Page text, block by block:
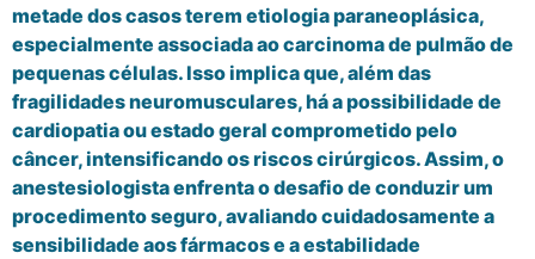
metade dos casos terem etiologia paraneoplásica,
especialmente associada ao carcinoma de pulmão de
pequenas células. Isso implica que, além das
fragilidades neuromusculares, há a possibilidade de
cardiopatia ou estado geral comprometido pelo
câncer, intensificando os riscos cirúrgicos. Assim, o
anestesiologista enfrenta o desafio de conduzir um
procedimento seguro, avaliando cuidadosamente a
sensibilidade aos fármacos e a estabilidade